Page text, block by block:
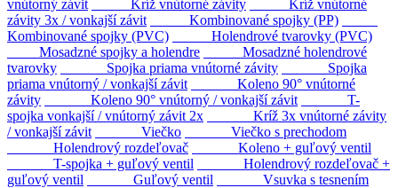
vnútorný závit
Kríž vnútorné závity
Kríž vnútorné
závity 3x / vonkajší závit
Kombinované spojky (PP)
Kombinované spojky (PVC)
Holendrové tvarovky (PVC)
Mosadzné spojky a holendre
Mosadzné holendrové
tvarovky
Spojka priama vnútorné závity
Spojka
priama vnútorný / vonkajší závit
Koleno 90° vnútorné
závity
Koleno 90° vnútorný / vonkajší závit
T-
spojka vonkajší / vnútorný závit 2x
Kríž 3x vnútorné závity
/ vonkajší závit
Viečko
Viečko s prechodom
Holendrový rozdeľovač
Koleno + guľový ventil
T-spojka + guľový ventil
Holendrový rozdeľovač +
guľový ventil
Guľový ventil
Vsuvka s tesnením